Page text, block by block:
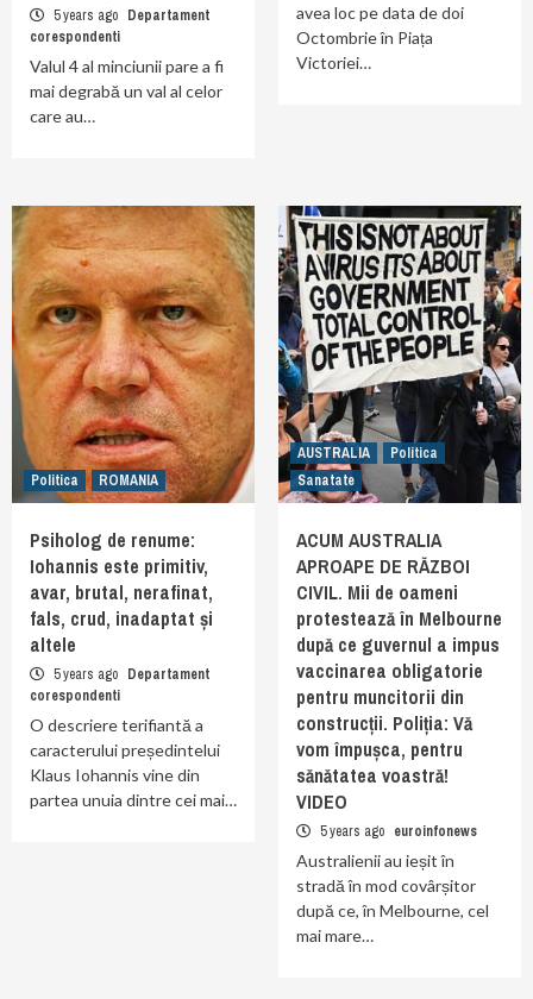
5 years ago Departament
corespondenti
Valul 4 al minciunii pare a fi
mai degrabă un val al celor
care au…
avea loc pe data de doi
Octombrie în Piața
Victoriei…
Politica ROMANIA
Psiholog de renume:
Iohannis este primitiv,
avar, brutal, nerafinat,
fals, crud, inadaptat și
altele
5 years ago Departament
corespondenti
O descriere terifiantă a
caracterului președintelui
Klaus Iohannis vine din
partea unuia dintre cei mai…
AUSTRALIA
Politica
Sanatate
ACUM AUSTRALIA
APROAPE DE RĂZBOI
CIVIL. Mii de oameni
protestează în Melbourne
după ce guvernul a impus
vaccinarea obligatorie
pentru muncitorii din
construcții. Poliția: Vă
vom împușca, pentru
sănătatea voastră!
VIDEO
5 years ago euroinfonews
Australienii au ieșit în
stradă în mod covârșitor
după ce, în Melbourne, cel
mai mare…